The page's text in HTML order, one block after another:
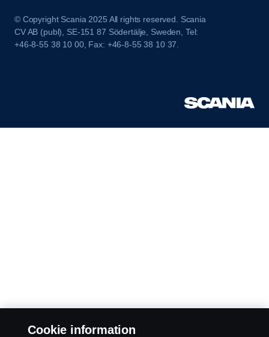
© Copyright Scania 2025 All rights reserved. Scania
CV AB (publ), SE-151 87 Södertälje, Sweden, Tel:
+46-8-55 38 10 00, Fax: +46-8-55 38 10 37.
Cookie information